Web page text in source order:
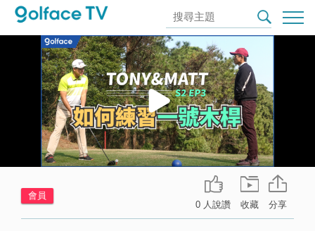
會員
0 人說讚
收藏 分享